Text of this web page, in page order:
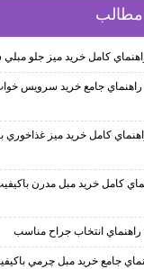
كامل خريد ميز جلو مبلي
جامع خريد سرويس
كامل خريد ميز غذاخوري
كامل خريد مبل مدرن باكيفيت
انتخاب جراح مناسب
جامع خريد مبل چرمي باكيفيت